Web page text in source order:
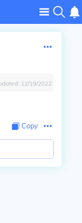
12/19/2022
Copy